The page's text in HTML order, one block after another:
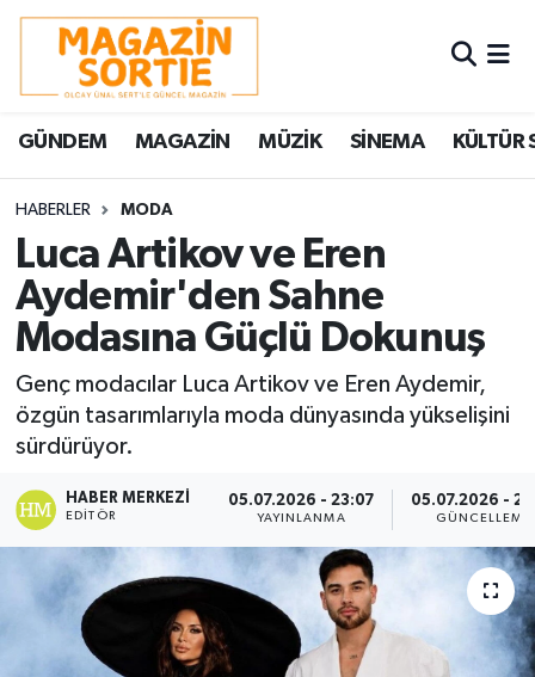
GÜNDEM MAGAZİN MÜZİK SİNEMA KÜLTÜR
HABERLER MODA
Luca Artikov ve Eren
Aydemir'den Sahne
Modasına Güçlü Dokunuş
Genç modacılar Luca Artikov ve Eren Aydemir,
özgün tasarımlarıyla moda dünyasında yükselişini
sürdürüyor.
HABER MERKEZI
EDITÖR
05.07.2026 - 23:07
YAYINLANMA
05.07.2026 -
GÜNCELLEME
Nöbetçi Eczaneler
Hava Durumu
Trafik Durumu
Süper Lig Puan Durumu ve Fikstür
Tüm Manşetler
Son Dakika Haberleri
Haber Arşivi